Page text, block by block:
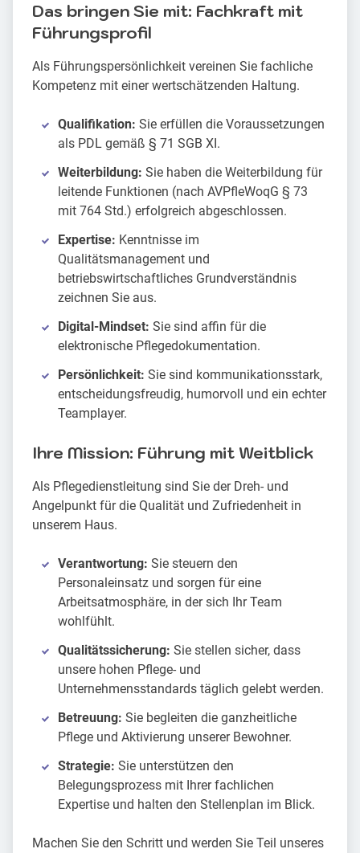
Das bringen Sie mit: Fachkraft mit
Führungsprofil
Als Führungspersönlichkeit vereinen Sie fachliche
Kompetenz mit einer wertschätzenden Haltung.
Qualifikation: Sie erfüllen die Voraussetzungen
als PDL gemäß § 71 SGB XI.
Weiterbildung: Sie haben die Weiterbildung für
leitende Funktionen (nach AVPfleWoqG § 73
mit 764 Std.) erfolgreich abgeschlossen.
Expertise: Kenntnisse im
Qualitätsmanagement und
betriebswirtschaftliches Grundverständnis
zeichnen Sie aus.
Digital-Mindset: Sie sind affin für die
elektronische Pflegedokumentation.
Persönlichkeit: Sie sind kommunikationsstark,
entscheidungsfreudig, humorvoll und ein echter
Teamplayer.
Ihre Mission: Führung mit Weitblick
Als Pflegedienstleitung sind Sie der Dreh- und
Angelpunkt für die Qualität und Zufriedenheit in
unserem Haus.
Verantwortung: Sie steuern den
Personaleinsatz und sorgen für eine
Arbeitsatmosphäre, in der sich Ihr Team
wohlfühlt.
Qualitätssicherung: Sie stellen sicher, dass
unsere hohen Pflege- und
Unternehmensstandards täglich gelebt werden.
Betreuung: Sie begleiten die ganzheitliche
Pflege und Aktivierung unserer Bewohner.
Strategie: Sie unterstützen den
Belegungsprozess mit Ihrer fachlichen
Expertise und halten den Stellenplan im Blick.
Machen Sie den Schritt und werden Sie Teil unseres